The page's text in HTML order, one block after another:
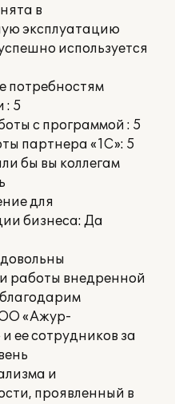
в
эксплуатацию
используется
потребностям
: 5
с программой : 5
партнера «1С»: 5
бы вы коллегам
для
бизнеса: Да
работы внедренной
«Ажур-
ее сотрудников за
и
проявленный в